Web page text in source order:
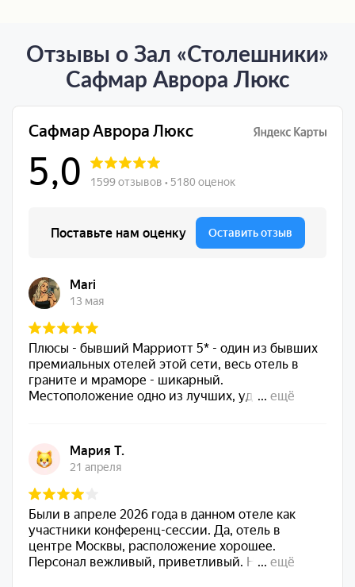
Отзывы о Зал «Столешники»
Сафмар Аврора Люкс